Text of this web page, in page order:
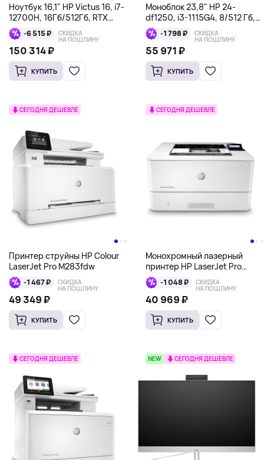
Ноутбук 16,1" HP Victus 16, i7-
12700H, 16Гб/512Гб, RTX
3060 6Гб, насыщенный
синий-6 515 ₽ СКИДКА
НА ПОШЛИНУ
150 314 ₽
КУПИТЬ
Моноблок 23,8" HP ‎24-
df1250, i3-1115G4, 8/512 Гб,
Windows 10, белый
-1 798 ₽ СКИДКА
НА ПОШЛИНУ
55 971 ₽
КУПИТЬ
СЕГОДНЯ ДЕШЕВЛЕ
Принтер струйны HP Colour
LaserJet Pro M283fdw
-1 467 ₽ СКИДКА
НА ПОШЛИНУ
49 349 ₽
КУПИТЬ
СЕГОДНЯ ДЕШЕВЛЕ
Монохромный лазерный
принтер HP LaserJet Pro
M404dw-1 048 ₽ СКИДКА
НА ПОШЛИНУ
40 969 ₽
КУПИТЬ
СЕГОДНЯ ДЕШЕВЛЕ NEW СЕГОДНЯ ДЕШЕВЛЕ